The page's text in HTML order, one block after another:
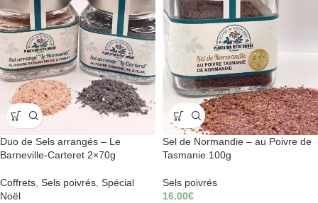
Duo de Sels arrangés – Le
Barneville-Carteret 2×70g
Coffrets, Sels poivrés, Spécial
Noël
Sel de Normandie – au Poivre de
Tasmanie 100g
Sels poivrés
16.00€